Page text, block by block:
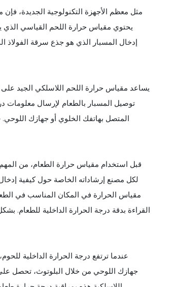
مثل معظم الأجهزة التكنولوجية الجديدة،
يحتوي مقياس حرارة اللحم القياسي الذي
إدخال المسبار الذي هو جذع سرقة الفولاذ
يساعد مقياس حرارة اللحم اللاسلكي الجيد
توصيل المسبار بالطعام لإرسال معلومات
المتصل بهاتفك الخلوي أو جهازك
لكل مصنع إرشاداته الخاصة حول كيفية
مقياس الحرارة في المكان المناسب في
القراءة بدقة درجة الحرارة الداخلية للطعام.
عندما ترتفع درجة الحرارة الداخلية
جهازك اللوحي من خلال البلوتوث، تحصل